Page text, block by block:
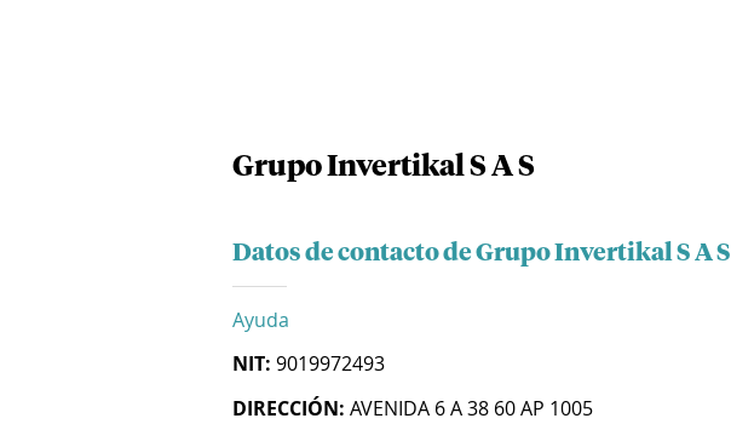
Grupo Invertikal S A S
Datos de contacto de Grupo Invertikal S A S
Ayuda
NIT: 9019972493
DIRECCIÓN: AVENIDA 6 A 38 60 AP 1005